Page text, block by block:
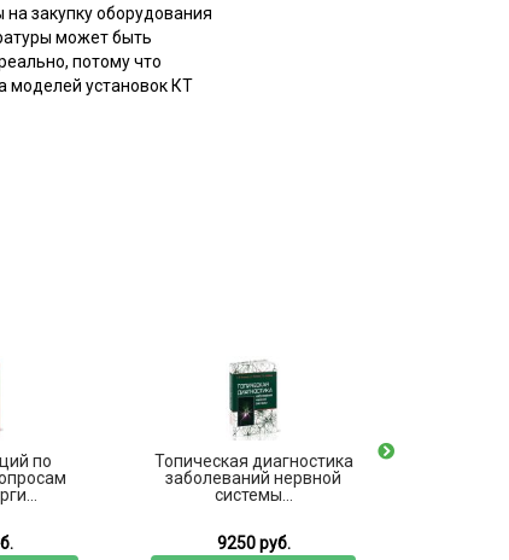
закупку оборудования
может быть
потому что
моделей установок КТ
по
Топическая диагностика
заболеваний нервной
системы...
9250 руб.